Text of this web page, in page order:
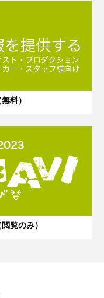
料）
覧のみ）